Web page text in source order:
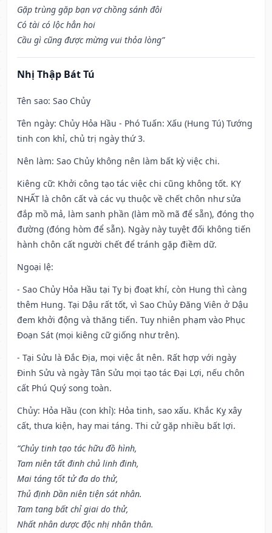
Gặp trùng gặp bạn vợ chồng sánh đôi
Có tài có lộc hẳn hoi
Cầu gì cũng được mừng vui thỏa lòng”
Nhị Thập Bát Tú
Tên sao: Sao Chủy
Tên ngày: Chủy Hỏa Hầu - Phó Tuấn: Xấu (Hung Tú) Tướng
tinh con khỉ, chủ trị ngày thứ 3.
Nên làm: Sao Chủy không nên làm bất kỳ việc chi.
Kiêng cữ: Khởi công tạo tác việc chi cũng không tốt. KỴ
NHẤT là chôn cất và các vụ thuộc về chết chôn như sửa
đắp mồ mả, làm sanh phần (làm mồ mã để sẵn), đóng thọ
đường (đóng hòm để sẵn). Ngày này tuyệt đối không tiến
hành chôn cất người chết để tránh gặp điềm dữ.
Ngoại lệ:
- Sao Chủy Hỏa Hầu tại Tỵ bị đoạt khí, còn Hung thì càng
thêm Hung. Tại Dậu rất tốt, vì Sao Chủy Đăng Viên ở Dậu
đem khởi động và thăng tiến. Tuy nhiên phạm vào Phục
Đoạn Sát (mọi kiêng cữ giống như trên).
- Tại Sửu là Đắc Địa, mọi việc ắt nên. Rất hợp với ngày
Đinh Sửu và ngày Tân Sửu mọi tạo tác Đại Lợi, nếu chôn
cất Phú Quý song toàn.
Chủy: Hỏa Hầu (con khỉ): Hỏa tinh, sao xấu. Khắc Kỵ xây
cất, thưa kiện, hay mai táng. Thi cử gặp nhiều bất lợi.
“Chủy tinh tạo tác hữu đồ hình,
Tam niên tất đinh chủ linh đinh,
Mai táng tốt tử đa do thử,
Thủ định Dần niên tiện sát nhân.
Tam tang bất chỉ giai do thử,
Nhất nhân dược độc nhị nhân thân.